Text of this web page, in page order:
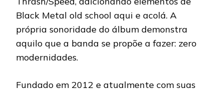
Black Metal old school aqui e acolá. A
própria sonoridade do álbum demonstra
aquilo que a banda se propõe a fazer: zero
modernidades.
Fundado em 2012 e atualmente com suas